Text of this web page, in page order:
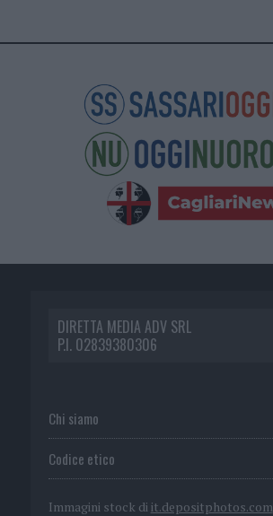
DIRETTA MEDIA ADV SRL
P.I. 02839380306
Chi siamo
Codice etico
Immagini stock di it.depositphotos.com